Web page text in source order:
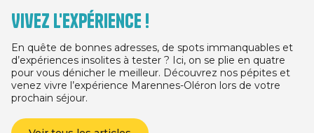
séjour de 3 nuits minimum, selon date
de séjour, entre le 05/05/2026 et le
Vivez l'expérience !
En quête de bonnes adresses, de spots immanquables et
d’expériences insolites à tester ? Ici, on se plie en quatre
pour vous dénicher le meilleur. Découvrez nos pépites et
venez vivre l’expérience Marennes-Oléron lors de votre
prochain séjour.